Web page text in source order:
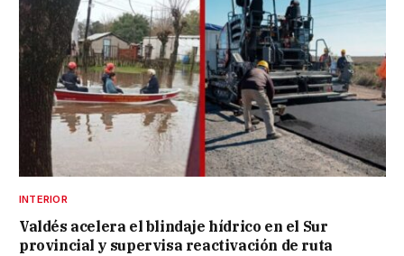
INTERIOR
Valdés acelera el blindaje hídrico en el Sur
provincial y supervisa reactivación de ruta